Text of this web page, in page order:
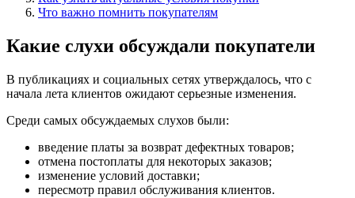
Что важно помнить покупателям
Какие слухи обсуждали покупатели
В публикациях и социальных сетях утверждалось, что с
начала лета клиентов ожидают серьезные изменения.
Среди самых обсуждаемых слухов были:
введение платы за возврат дефектных товаров;
отмена постоплаты для некоторых заказов;
изменение условий доставки;
пересмотр правил обслуживания клиентов.